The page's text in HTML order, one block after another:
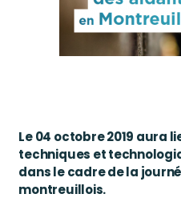
Le 04 octobre 2019 aura
techniques et
dans le cadre de la
montreuillois.